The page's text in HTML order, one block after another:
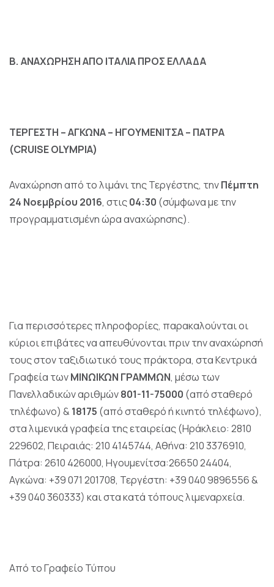
Β. ΑΝΑΧΩΡΗΣΗ ΑΠΟ ΙΤΑΛΙΑ ΠΡΟΣ ΕΛΛΑΔΑ
ΤΕΡΓΕΣΤΗ – ΑΓΚΩΝΑ – ΗΓΟΥΜΕΝΙΤΣΑ – ΠΑΤΡΑ
(CRUISEOLYMPIA)
Αναχώρηση από το λιμάνι της Τεργέστης, τηνΠέμπτη
24 Νοεμβρίου 2016, στις04:30 (σύμφωνα με την
προγραμματισμένη ώρα αναχώρησης).
Για περισσότερες πληροφορίες, παρακαλούνται οι
κύριοι επιβάτες να απευθύνονται πριν την αναχώρησή
τους στον ταξιδιωτικό τους πράκτορα, στα Κεντρικά
Γραφεία τωνΜΙΝΩΙΚΩΝ ΓΡΑΜΜΩΝ, μέσω των
Πανελλαδικών αριθμών801-11-75000 (από σταθερό
τηλέφωνο) & 18175 (από σταθερό ή κινητό τηλέφωνο),
στα λιμενικά γραφεία της εταιρείας (Ηράκλειο: 2810
229602, Πειραιάς: 210 4145744, Αθήνα: 210 3376910,
Πάτρα: 2610 426000, Ηγουμενίτσα:26650 24404,
Αγκώνα: +39 071 201708, Τεργέστη: +39 040 9896556 &
+39 040 360333) και στα κατά τόπους λιμεναρχεία.
Από το Γραφείο Τύπου